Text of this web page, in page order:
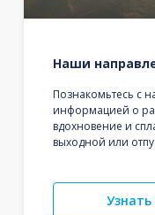
Наши
Познакомьтесь с
информацией о
вдохновение и
выходной или